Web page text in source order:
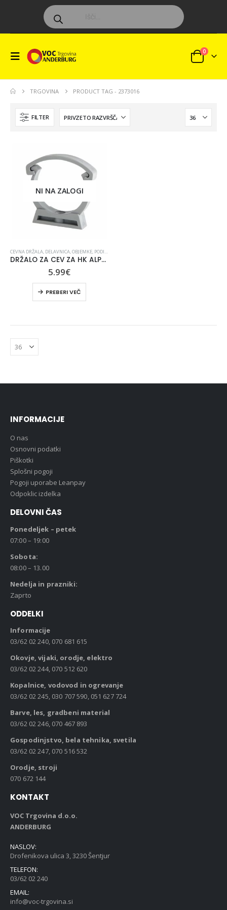
0
TRGOVINA PRODUCT TAG - 2373016
FILTER
NI NA ZALOGI
CEVNA DRŽALA, DELAVNICA,OBJEMKE, PODIZVAJALCI
DRŽALO ZA CEV ZA HK ALPRO PP FI 75
5.99€
PREBERI VEČ
INFORMACIJE
O nas
Osnovni podatki
Piškotki
Splošni pogoji
Pogoji uporabe Leanpay
Odpoklic izdelka
DELOVNI ČAS
Ponedeljek – petek
07:00 – 19:00
Sobota:
08:00 – 13.00
Nedelja in prazniki:
Zaprto
ODDELKI
Informacije
03/62 02 240, 070 681 615
Okovje, vijaki, orodje, elektro
03/62 02 244, 070 512 620
Kopalnice, vodovod in ogrevanje
03/62 02 245, 030 707 590, 051 627 724
Barve, les, gradbeni material
03/62 02 246, 070 467 893
Gospodinjstvo, bela tehnika, svetila
03/62 02 247, 070 516 532
Orodje, stroji
070 672 144
KONTAKT
VOC Trgovina d.o.o.
ANDERBURG
NASLOV:
Drofenikova ulica 3, 3230 Šentjur
TELEFON:
03/62 02 240
EMAIL:
info@voc-trgovina.si